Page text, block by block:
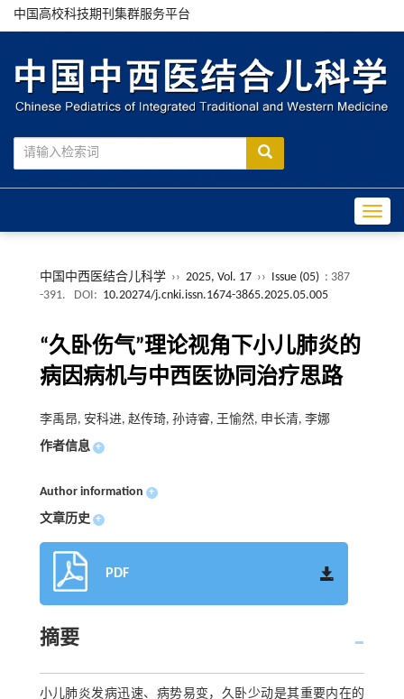
中国高校科技期刊集群服务平台
中国中西医结合儿科学 ›› 2025, Vol. 17 ›› Issue (05) : 387
-391.
DOI: 10.20274/j.cnki.issn.1674-3865.2025.05.005
“久卧伤气”理论视角下小儿肺炎的
病因病机与中西医协同治疗思路
李禹昂, 安科进, 赵传琦, 孙诗睿, 王愉然, 申长清, 李娜
作者信息 +
Author information +
文章历史 +
PDF
摘要
小儿肺炎发病迅速、病势易变，久卧少动是其重要内在的